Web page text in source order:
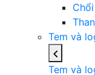
Tem và
Tem và